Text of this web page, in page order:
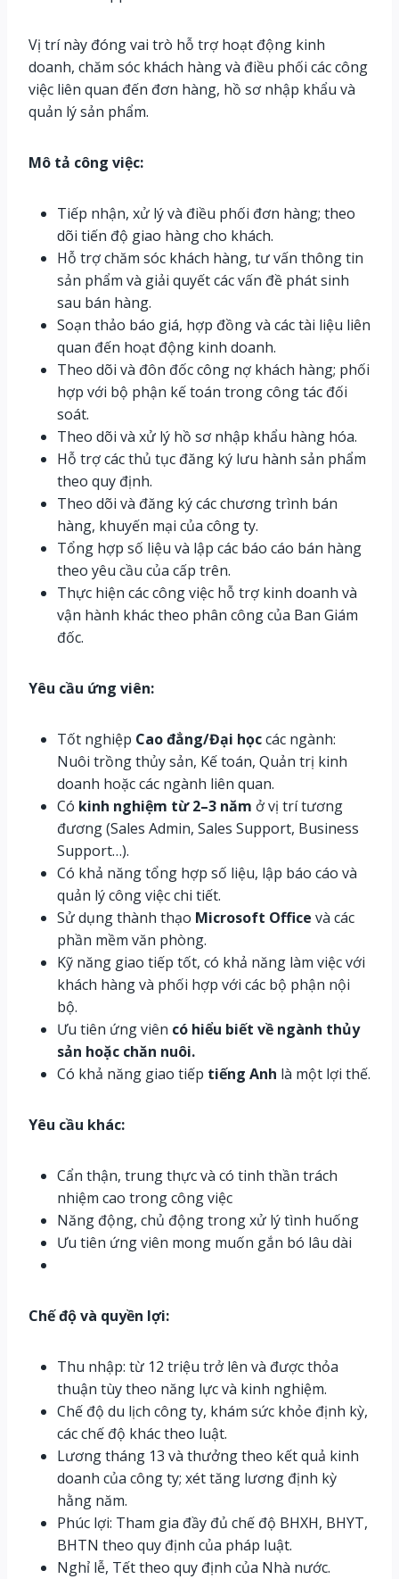
Vị trí này đóng vai trò hỗ trợ hoạt động kinh
doanh, chăm sóc khách hàng và điều phối các công
việc liên quan đến đơn hàng, hồ sơ nhập khẩu và
quản lý sản phẩm.
Mô tả công việc:
Tiếp nhận, xử lý và điều phối đơn hàng; theo
dõi tiến độ giao hàng cho khách.
Hỗ trợ chăm sóc khách hàng, tư vấn thông tin
sản phẩm và giải quyết các vấn đề phát sinh
sau bán hàng.
Soạn thảo báo giá, hợp đồng và các tài liệu liên
quan đến hoạt động kinh doanh.
Theo dõi và đôn đốc công nợ khách hàng; phối
hợp với bộ phận kế toán trong công tác đối
soát.
Theo dõi và xử lý hồ sơ nhập khẩu hàng hóa.
Hỗ trợ các thủ tục đăng ký lưu hành sản phẩm
theo quy định.
Theo dõi và đăng ký các chương trình bán
hàng, khuyến mại của công ty.
Tổng hợp số liệu và lập các báo cáo bán hàng
theo yêu cầu của cấp trên.
Thực hiện các công việc hỗ trợ kinh doanh và
vận hành khác theo phân công của Ban Giám
đốc.
Yêu cầu ứng viên:
Tốt nghiệp Cao đẳng/Đại họccác ngành:
Nuôi trồng thủy sản, Kế toán, Quản trị kinh
doanh hoặc các ngành liên quan.
Có kinh nghiệm từ 2–3 năm ở vị trí tương
đương (Sales Admin, Sales Support, Business
Support…).
Có khả năng tổng hợp số liệu, lập báo cáo và
quản lý công việc chi tiết.
Sử dụng thành thạo Microsoft Office và các
phần mềm văn phòng.
Kỹ năng giao tiếp tốt, có khả năng làm việc với
khách hàng và phối hợp với các bộ phận nội
bộ.
Ưu tiên ứng viên có hiểu biết về ngành thủy
sản hoặc chăn nuôi.
Có khả năng giao tiếp tiếng Anh là một lợi thế.
Yêu cầu khác:
Cẩn thận, trung thực và có tinh thần trách
nhiệm cao trong công việc
Năng động, chủ động trong xử lý tình huống
Ưu tiên ứng viên mong muốn gắn bó lâu dài
Chế độ và quyền lợi:
Thu nhập: từ 12 triệu trở lên và được thỏa
thuận tùy theo năng lực và kinh nghiệm.
Chế độ du lịch công ty, khám sức khỏe định kỳ,
các chế độ khác theo luật.
Lương tháng 13 và thưởng theo kết quả kinh
doanh của công ty; xét tăng lương định kỳ
hằng năm.
Phúc lợi: Tham gia đầy đủ chế độ BHXH, BHYT,
BHTN theo quy định của pháp luật.
Nghỉ lễ, Tết theo quy định của Nhà nước.